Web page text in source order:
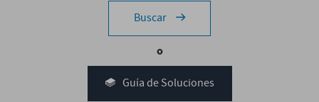
Buscar
o
Guía de Soluciones